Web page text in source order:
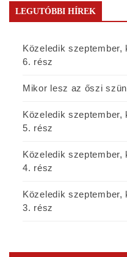
LEGUTÓBBI HÍREK
Közeledik
6. rész
Mikor lesz az őszi
Közeledik
5. rész
Közeledik
4. rész
Közeledik
3. rész